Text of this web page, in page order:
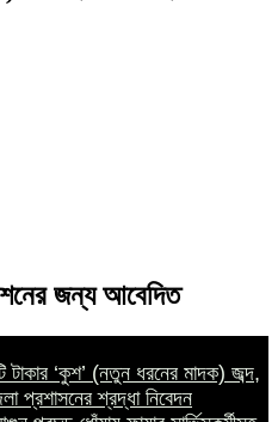
জন্য আবেদিত
টাকার ‘কুশ’ (নতুন ধরনের মাদক) জব্দ,
প্রশাসনের শ্রদ্ধা নিবেদন